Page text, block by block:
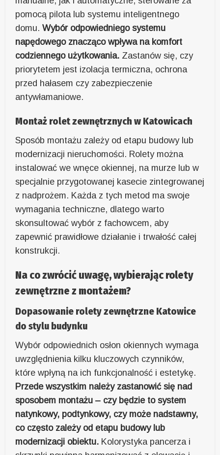
pomocą pilota lub systemu inteligentnego
domu.Wybór odpowiedniego systemu
napędowego znacząco wpływa na komfort
codziennego użytkowania. Zastanów się, czy
priorytetem jest izolacja termiczna, ochrona
przed hałasem czy zabezpieczenie
antywłamaniowe.
Montaż rolet zewnętrznych w Katowicach
Sposób montażu zależy od etapu budowy lub
modernizacji nieruchomości. Rolety można
instalować we wnęce okiennej, na murze lub w
specjalnie przygotowanej kasecie zintegrowanej
z nadprożem. Każda z tych metod ma swoje
wymagania techniczne, dlatego warto
skonsultować wybór z fachowcem, aby
zapewnić prawidłowe działanie i trwałość całej
konstrukcji.
Na co zwrócić uwagę, wybierając rolety
zewnętrzne z montażem?
Dopasowanie rolety zewnętrzne Katowice
do stylu budynku
Wybór odpowiednich osłon okiennych wymaga
uwzględnienia kilku kluczowych czynników,
które wpłyną na ich funkcjonalność i estetykę.
Przede wszystkim należy zastanowić się nad
sposobem montażu – czy będzie to system
natynkowy, podtynkowy, czy może nadstawny,
co często zależy od etapu budowy lub
modernizacji obiektu. Kolorystyka pancerza i